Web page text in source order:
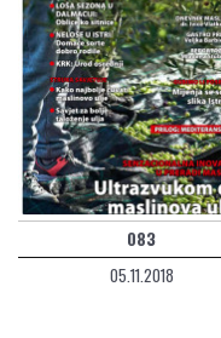
083
05.11.2018